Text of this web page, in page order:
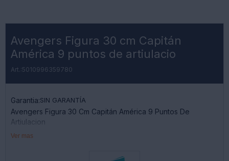
Avengers Figura 30 cm Capitán
América 9 puntos de artiulacio
5010996359780
Garantia:SIN GARANTÍA
Avengers Figura 30 Cm Capitán América 9 Puntos De
Artiulacion
Ver mas